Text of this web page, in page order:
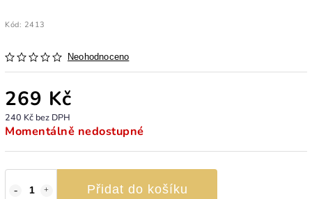
Kód: 2413
Neohodnoceno
269 Kč
240 Kč bez DPH
Momentálně nedostupné
Přidat do košíku